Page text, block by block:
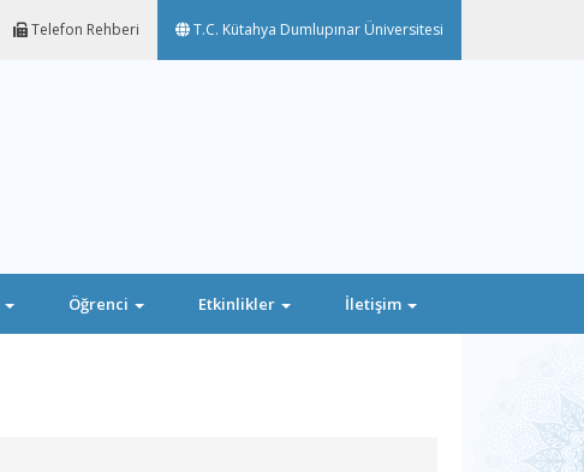
Telefon Rehberi T.C. Kütahya Dumlupınar Üniversitesi
Öğrenci Etkinlikler İletişim